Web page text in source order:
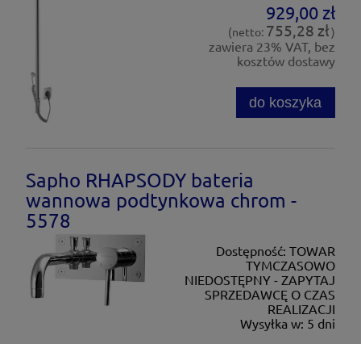
929,00 zł
(netto: 755,28 zł)
zawiera 23% VAT, bez
kosztów dostawy
do koszyka
Sapho RHAPSODY bateria
wannowa podtynkowa chrom -
5578
Dostępność: TOWAR
TYMCZASOWO
NIEDOSTĘPNY - ZAPYTAJ
SPRZEDAWCĘ O CZAS
REALIZACJI
Wysyłka w: 5 dni